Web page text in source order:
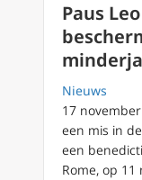
Paus
Nieuws
17
een mis in
een
Rome, op 11